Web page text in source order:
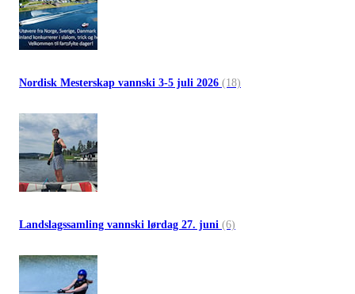
Nordisk Mesterskap vannski 3-5 juli 2026 (18)
Landslagssamling vannski lørdag 27. juni (6)